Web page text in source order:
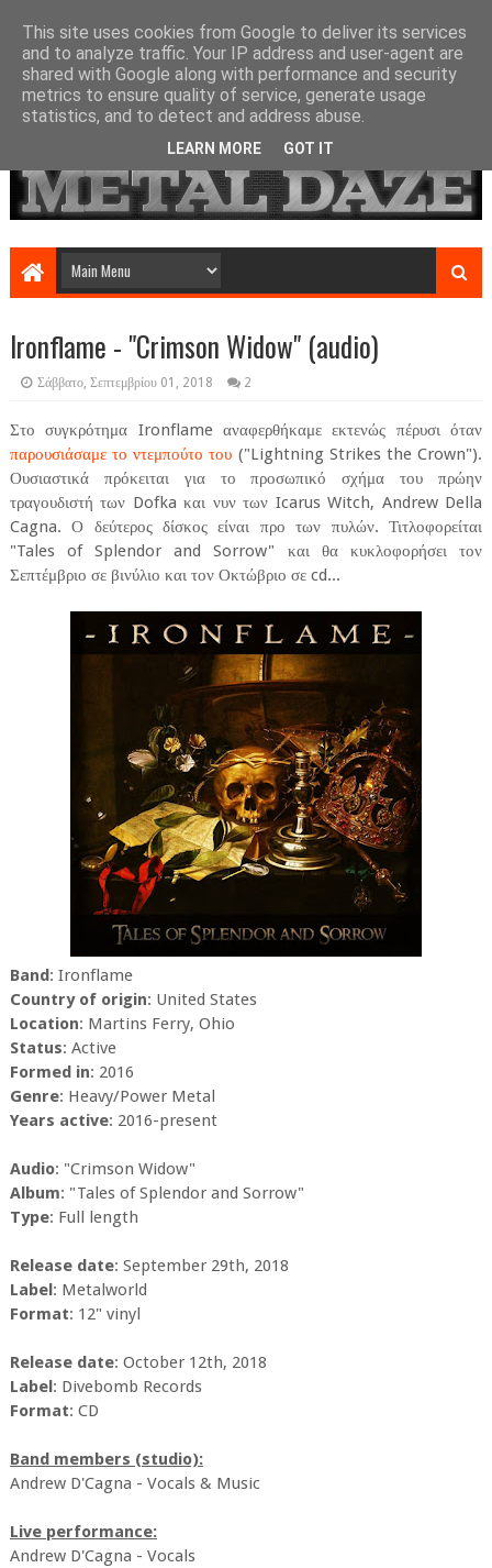
Ironflame - "Crimson Widow" (audio)
Σάββατο, Σεπτεμβρίου 01, 2018 2
Στο συγκρότημα Ironflame αναφερθήκαμε εκτενώς πέρυσι όταν
παρουσιάσαμε το ντεμπούτο του ("Lightning Strikes the Crown").
Ουσιαστικά πρόκειται για το προσωπικό σχήμα του πρώην
τραγουδιστή των Dofka και νυν των Icarus Witch, Andrew Della
Cagna. Ο δεύτερος δίσκος είναι προ των πυλών. Τιτλοφορείται
"Tales of Splendor and Sorrow" και θα κυκλοφορήσει τον
Σεπτέμβριο σε βινύλιο και τον Οκτώβριο σε cd...
Band: Ironflame
Country of origin: United States
Location: Martins Ferry, Ohio
Status: Active
Formed in: 2016
Genre: Heavy/Power Metal
Years active: 2016-present
Audio: "Crimson Widow"
Album: "Tales of Splendor and Sorrow"
Type: Full length
Release date: September 29th, 2018
Label: Metalworld
Format: 12" vinyl
Release date: October 12th, 2018
Label: Divebomb Records
Format: CD
Band members (studio):
Andrew D'Cagna - Vocals & Music
Live performance:
Andrew D'Cagna - Vocals
This site uses cookies from Google to deliver its services
and to analyze traffic. Your IP address and user-agent are
shared with Google along with performance and security
metrics to ensure quality of service, generate usage
statistics, and to detect and address abuse.
LEARN MORE GOT IT